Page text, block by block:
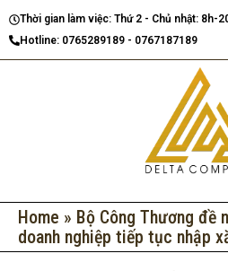
tới
nội
Thời gian làm việc: Thứ 2 - Chủ nhật: 8h-
Hotline: 0765289189 - 0767187189
Home » Bộ Công Thương đề
doanh nghiệp tiếp tục nhập